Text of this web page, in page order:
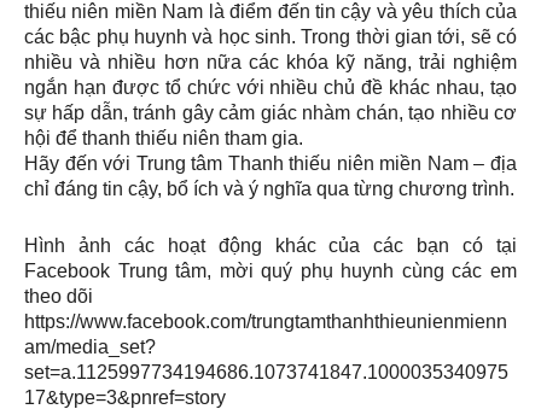
thiếu niên miền Nam là điểm đến tin cậy và yêu thích của
các bậc phụ huynh và học sinh. Trong thời gian tới, sẽ có
nhiều và nhiều hơn nữa các khóa kỹ năng, trải nghiệm
ngắn hạn được tổ chức với nhiều chủ đề khác nhau, tạo
sự hấp dẫn, tránh gây cảm giác nhàm chán, tạo nhiều cơ
hội để thanh thiếu niên tham gia.
Hãy đến với Trung tâm Thanh thiếu niên miền Nam – địa
chỉ đáng tin cậy, bổ ích và ý nghĩa qua từng chương trình.
Hình ảnh các hoạt động khác của các bạn có tại
Facebook Trung tâm, mời quý phụ huynh cùng các em
theo dõi
https://www.facebook.com/trungtamthanhthieunienmienn
am/media_set?
set=a.1125997734194686.1073741847.1000035340975
17&type=3&pnref=story